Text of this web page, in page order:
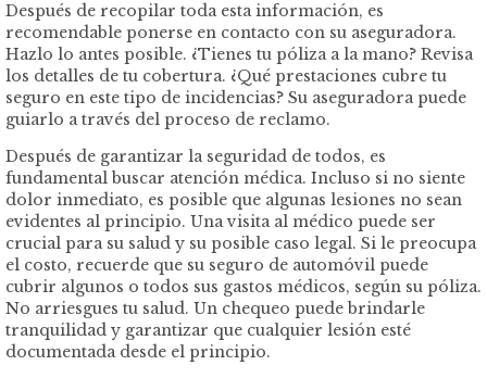
Después de recopilar toda esta información, es
recomendable ponerse en contacto con su aseguradora.
Hazlo lo antes posible. ¿Tienes tu póliza a la mano? Revisa
los detalles de tu cobertura. ¿Qué prestaciones cubre tu
seguro en este tipo de incidencias? Su aseguradora puede
guiarlo a través del proceso de reclamo.
Después de garantizar la seguridad de todos, es
fundamental buscar atención médica. Incluso si no siente
dolor inmediato, es posible que algunas lesiones no sean
evidentes al principio. Una visita al médico puede ser
crucial para su salud y su posible caso legal. Si le preocupa
el costo, recuerde que su seguro de automóvil puede
cubrir algunos o todos sus gastos médicos, según su póliza.
No arriesgues tu salud. Un chequeo puede brindarle
tranquilidad y garantizar que cualquier lesión esté
documentada desde el principio.